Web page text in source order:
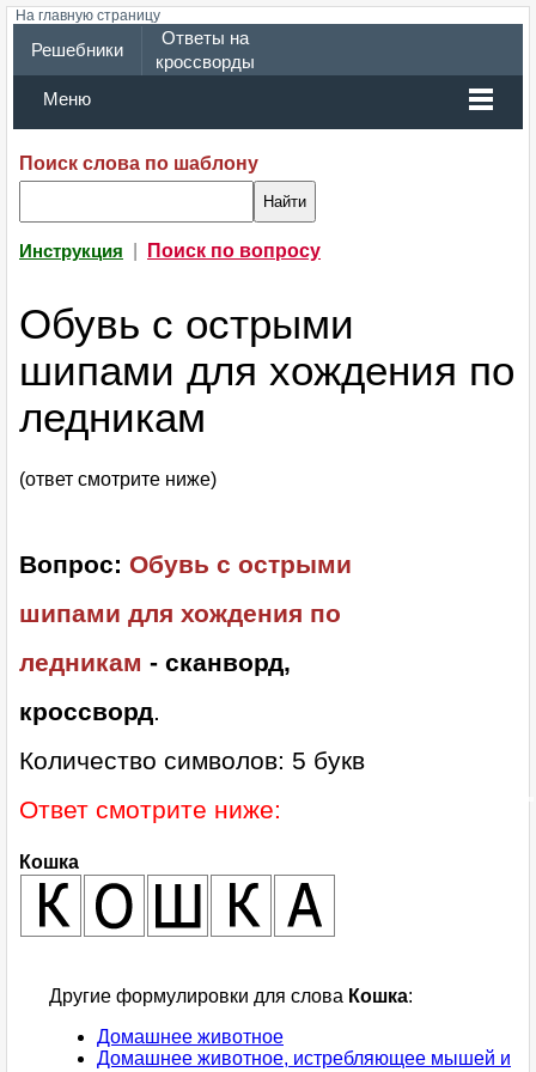
На главную страницу
Решебники
Ответы на
кроссворды
Меню
Поиск слова по шаблону
Инструкция Поиск по вопросу
Обувь с острыми
шипами для хождения по
ледникам
(ответ смотрите ниже)
Вопрос: Обувь с острыми
шипами для хождения по
ледникам - сканворд,
кроссворд.
Количество символов: 5 букв
Ответ смотрите ниже:
Кошка
Другие формулировки для слова Кошка:
Домашнее животное
Домашнее животное, истребляющее мышей и